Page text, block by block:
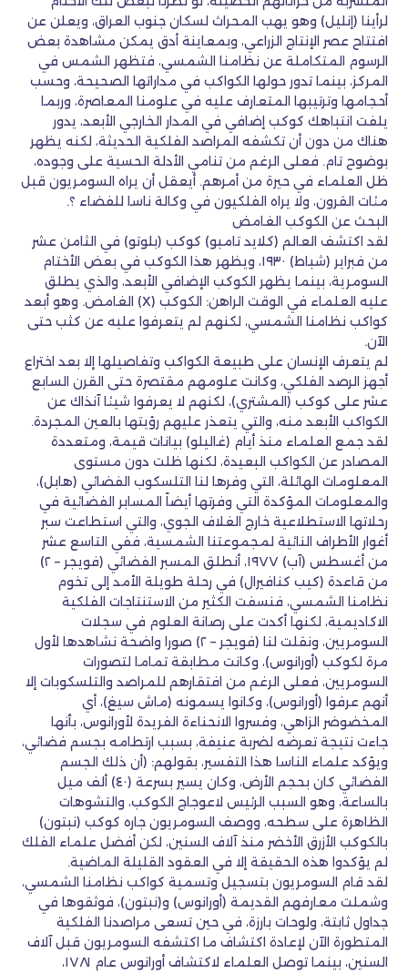
لرأينا (إنليل) وهو يهب المحراث لسكان جنوب العراق، ويعلن عن
افتتاح عصر الإنتاج الزراعي، وبمعاينة أدق يمكن مشاهدة بعض
الرسوم المتكاملة عن نظامنا الشمسي، فتظهر الشمس في
المركز، بينما تدور حولها الكواكب في مداراتها الصحيحة، وحسب
أحجامها وترتيبها المتعارف عليه في علومنا المعاصرة، وربما
يلفت انتباهك كوكب إضافي في المدار الخارجي الأبعد، يدور
هناك من دون أن تكشفه المراصد الفلكية الحديثة، لكنه يظهر
بوضوح تام. فعلى الرغم من تنامي الأدلة الحسية على وجوده،
ظل العلماء في حيرة من أمرهم. أيعقل أن يراه السومريون قبل
مئات القرون، ولا يراه الفلكيون في وكالة ناسا للفضاء ؟.
البحث عن الكوكب الغامض
لقد اكتشف العالم (كلايد تامبو) كوكب (بلوتو) في الثامن عشر
من فبراير (شباط) ١٩٣٠، ويظهر هذا الكوكب في بعض الأختام
السومرية، بينما يظهر الكوكب الإضافي الأبعد، والذي يطلق
عليه العلماء في الوقت الراهن: الكوكب (X) الغامض. وهو أبعد
كواكب نظامنا الشمسي، لكنهم لم يتعرفوا عليه عن كثب حتى
الآن.
لم يتعرف الإنسان على طبيعة الكواكب وتفاصيلها إلا بعد اختراع
أجهز الرصد الفلكي، وكانت علومهم مقتصرة حتى القرن السابع
عشر على كوكب (المشتري)، لكنهم لا يعرفوا شيئا آنذاك عن
الكواكب الأبعد منه، والتي يتعذر عليهم رؤيتها بالعين المجردة.
لقد جمع العلماء منذ أيام (غاليلو) بيانات قيمة، ومتعددة
المصادر عن الكواكب البعيدة، لكنها ظلت دون مستوى
المعلومات الهائلة، التي وفرها لنا التلسكوب الفضائي (هابل)،
والمعلومات المؤكدة التي وفرتها أيضاً المسابر الفضائية في
رحلاتها الاستطلاعية خارج الغلاف الجوي، والتي استطاعت سبر
أغوار الأطراف النائية لمجموعتنا الشمسية، ففي التاسع عشر
من أغسطس (آب) ١٩٧٧، أنطلق المسبر الفضائي (فويجر – ٢)
من قاعدة (كيب كنافيرال) في رحلة طويلة الأمد إلى تخوم
نظامنا الشمسي، فنسفت الكثير من الاستنتاجات الفلكية
الاكاديمية، لكنها أكدت على رصانة العلوم في سجلات
السومريين، ونقلت لنا (فويجر – ٢) صورا واضحة نشاهدها لأول
مرة لكوكب (أورانوس)، وكانت مطابقة تماما لتصورات
السومريين، فعلى الرغم من افتقارهم للمراصد والتلسكوبات إلا
أنهم عرفوا (أورانوس)، وكانوا يسمونه (ماش سيغ)، أي
المخضوضر الزاهي، وفسروا الانحناءة الفريدة لأورانوس، بأنها
جاءت نتيجة تعرضه لضربة عنيفة، بسبب ارتطامه بجسم فضائي،
ويؤكد علماء الناسا هذا التفسير، بقولهم: (أن ذلك الجسم
الفضائي كان بحجم الأرض، وكان يسير بسرعة (٤٠) ألف ميل
بالساعة، وهو السبب الرئيس لاعوجاج الكوكب، والتشوهات
الظاهرة على سطحه، ووصف السومريون جاره كوكب (نبتون)
بالكوكب الأزرق الأخضر منذ آلاف السنين، لكن أفضل علماء الفلك
لم يؤكدوا هذه الحقيقة إلا في العقود القليلة الماضية.
لقد قام السومريون بتسجيل وتسمية كواكب نظامنا الشمسي،
وشملت معارفهم القديمة (أورانوس) و(نبتون)، فوثقوها في
جداول ثابتة، ولوحات بارزة، في حين تسعى مراصدنا الفلكية
المتطورة الآن لإعادة اكتشاف ما اكتشفه السومريون قبل آلاف
السنين، بينما توصل العلماء لاكتشاف أورانوس عام ١٧٨١،